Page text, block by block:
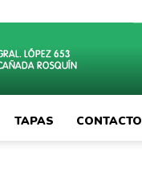
TAPAS CONTACTO